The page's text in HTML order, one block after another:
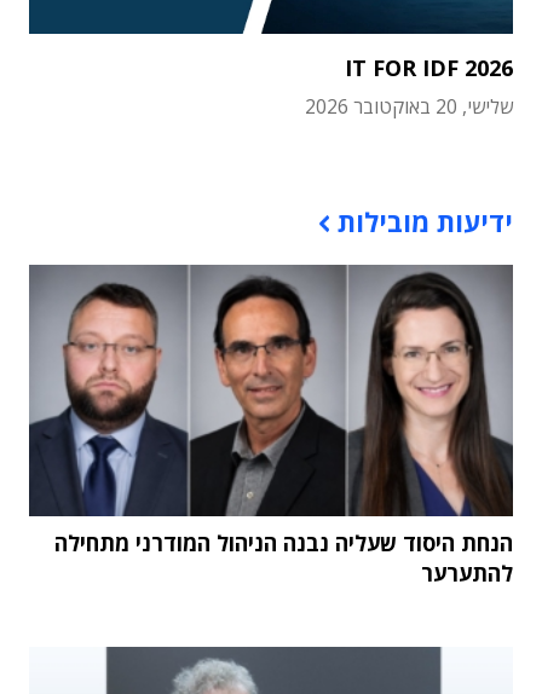
IT FOR IDF 2026
שלישי, 20 באוקטובר 2026
ידיעות מובילות
הנחת היסוד שעליה נבנה הניהול המודרני מתחילה
להתערער